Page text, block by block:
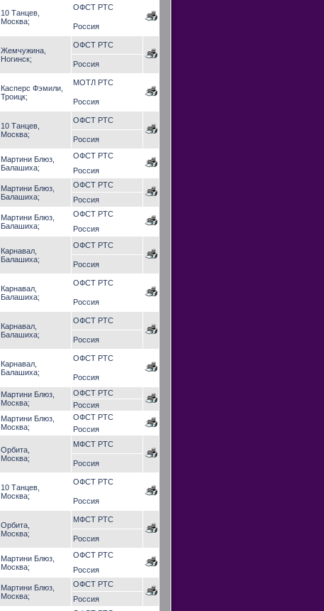
10 Танцев,
Москва;
ОФСТ РТС
Россия
Жемчужина,
Ногинск;
ОФСТ РТС
Россия
Касперс Фэмили,
Троицк;
МОТЛ РТС
Россия
10 Танцев,
Москва;
ОФСТ РТС
Россия
Мартини Блюз,
Балашиха;
ОФСТ РТС
Россия
Мартини Блюз,
Балашиха;
ОФСТ РТС
Россия
Мартини Блюз,
Балашиха;
ОФСТ РТС
Россия
Карнавал,
Балашиха;
ОФСТ РТС
Россия
Карнавал,
Балашиха;
ОФСТ РТС
Россия
Карнавал,
Балашиха;
ОФСТ РТС
Россия
Карнавал,
Балашиха;
ОФСТ РТС
Россия
Мартини Блюз,
Москва;
ОФСТ РТС
Россия
Мартини Блюз,
Москва;
ОФСТ РТС
Россия
Орбита,
Москва;
МФСТ РТС
Россия
10 Танцев,
Москва;
ОФСТ РТС
Россия
Орбита,
Москва;
МФСТ РТС
Россия
Мартини Блюз,
Москва;
ОФСТ РТС
Россия
Мартини Блюз,
Москва;
ОФСТ РТС
Россия